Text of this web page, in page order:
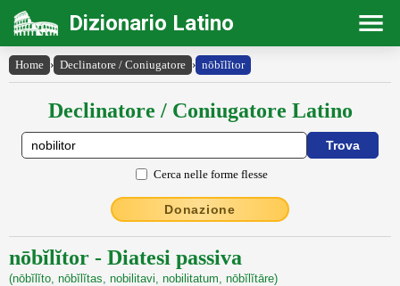
Dizionario Latino
Home › Declinatore / Coniugatore › nōbĭlĭtor
Declinatore / Coniugatore Latino
Cerca nelle forme flesse
Donazione
nōbĭlĭtor - Diatesi passiva
(nōbĭlĭto, nōbĭlĭtas, nobilitavi, nobilitatum, nōbĭlĭtāre)